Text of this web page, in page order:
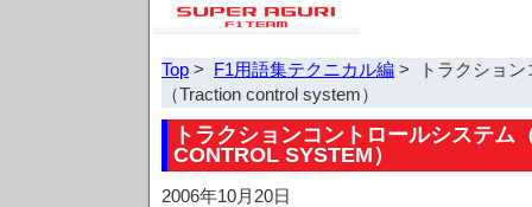
Top > F1用語集テクニカル編 > トラクション
（Traction control system）
トラクションコントロールシステム
CONTROL SYSTEM）
2006年10月20日